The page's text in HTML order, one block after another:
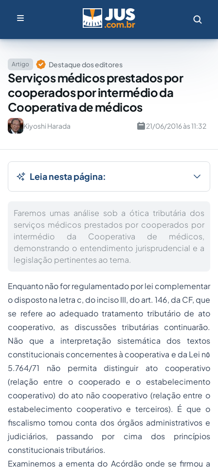
Artigo Destaque dos editores
Serviços médicos prestados por
cooperados por intermédio da
Cooperativa de médicos
Kiyoshi Harada 21/06/2016 às 11:32
Leia nesta página:
Faremos umas análise sob a ótica tributária dos
serviços médicos prestados por cooperados por
intermédio da Cooperativa de médicos,
demonstrando o entendimento jurisprudencial e a
legislação pertinentes ao tema.
Enquanto não for regulamentado por lei complementar
o disposto na letra c, do inciso III, do art. 146, da CF, que
se refere ao adequado tratamento tributário de ato
cooperativo, as discussões tributárias continuarão.
Não que a interpretação sistemática dos textos
constitucionais concernentes à cooperativa e da Lei n٥
5.764/71 não permita distinguir ato cooperativo
(relação entre o cooperado e o estabelecimento
cooperativo) do ato não cooperativo (relação entre o
estabelecimento cooperativo e terceiros). É que o
fiscalismo tomou conta dos órgãos administrativos e
judiciários, passando por cima dos princípios
constitucionais tributários.
Examinemos a ementa do Acórdão onde se firmou a